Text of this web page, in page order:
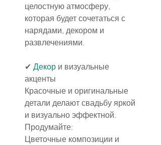
целостную атмосферу,
которая будет сочетаться с
нарядами, декором и
развлечениями.
✔ Декор и визуальные
акценты
Красочные и оригинальные
детали делают свадьбу яркой
и визуально эффектной.
Продумайте:
Цветочные композиции и